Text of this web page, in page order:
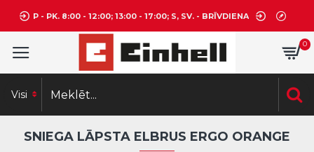
P - PK. 8:00 - 12:00; 13:00 - 17:00; S, SV. - BRĪVDIENA
0
Visi
SNIEGA LĀPSTA ELBRUS ERGO ORANGE